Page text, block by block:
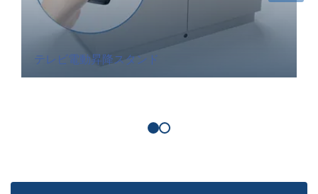
テレビ電動昇降スタンド